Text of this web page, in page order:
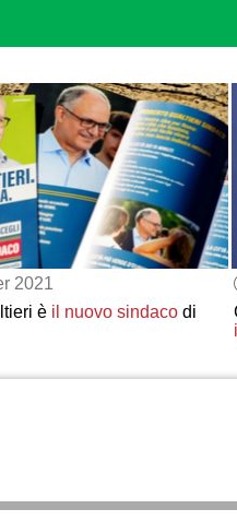
2021
è il nuovo sindacodi